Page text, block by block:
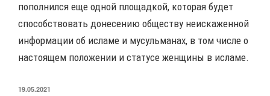
пополнился еще одной площадкой, которая будет
способствовать донесению обществу неискаженной
информации об исламе и мусульманах, в том числе о
настоящем положении и статусе женщины в исламе.
ОПУБЛИКОВАНО
19.05.2021